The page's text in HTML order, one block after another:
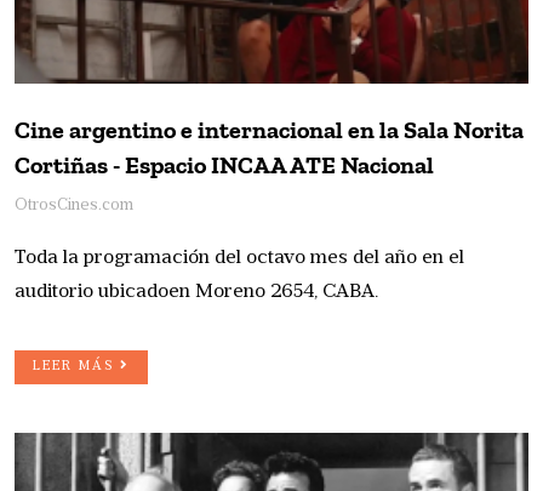
Cine argentino e internacional en la Sala Norita
Cortiñas - Espacio INCAA ATE Nacional
OtrosCines.com
Toda la programación del octavo mes del año en el
auditorio ubicadoen Moreno 2654, CABA.
LEER MÁS